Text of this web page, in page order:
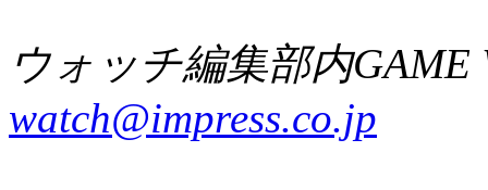
ウォッチ編集部内GAME
watch@impress.co.jp